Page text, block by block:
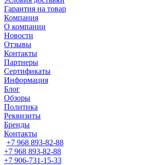
Гарантия на товар
Компания
О компании
Новости
Отзывы
Контакты
Партнеры
Сертификаты
Информация
Блог
Обзоры
Политика
Реквизиты
Бренды
Контакты
+7 968 893-82-88
+7 968 893-82-88
+7 906-731-15-33